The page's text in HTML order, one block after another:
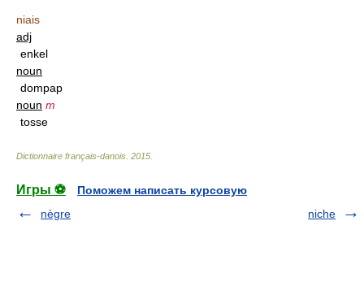
niais
adj
enkel
noun
dompap
noun m
tosse
Dictionnaire français-danois 2015
Игры ⚽
Поможем написать курсовую
nègre
niche